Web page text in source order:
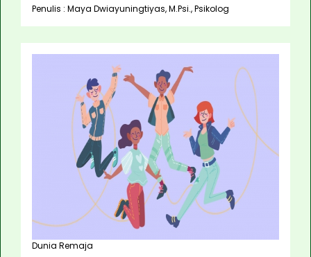
Penulis : Maya Dwiayuningtiyas, M.Psi., Psikolog
Dunia Remaja